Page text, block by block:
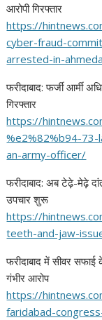
आरोपी गिरफ्तार
https://
cyber-fraud-
arrested-in-
फरीदाबाद: फर्जी आर्मी
गिरफ्तार
https://
%e2%82%b94-73-
an-army-officer/
फरीदाबाद: अब टेढ़े-मेढ़े
उपचार शुरू
https://
teeth-and-jaw-
फरीदाबाद में सीवर सफाई
गंभीर आरोप
https://
faridabad-